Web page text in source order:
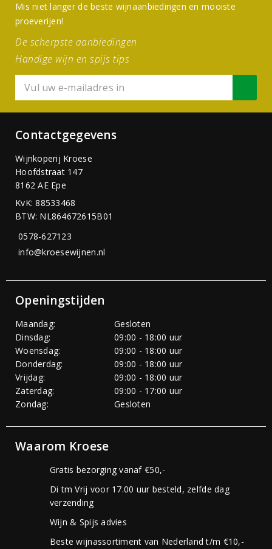
Mis niet langer de beste wijnaanbiedingen en mooiste
proeverijen!
De scherpste aanbiedingen
Handige wijn en spijs tips
Contactgegevens
Wijnkoperij Kroese
Hoofdstraat 147
8162 AE Epe
KvK: 88533468
BTW: NL864672615B01
0578-627123
info@kroesewijnen.nl
Openingstijden
Maandag:
Gesloten
Dinsdag:
09:00 - 18:00 uur
Woensdag:
09:00 - 18:00 uur
Donderdag:
09:00 - 18:00 uur
Vrijdag:
09:00 - 18:00 uur
Zaterdag:
09:00 - 17:00 uur
Zondag:
Gesloten
Waarom Kroese
Gratis bezorging vanaf €50,-
Di tm Vrij voor 17.00 uur besteld, zelfde dag
verzending
Wijn & Spijs advies
Beste wijnassortiment van Nederland t/m €10,-